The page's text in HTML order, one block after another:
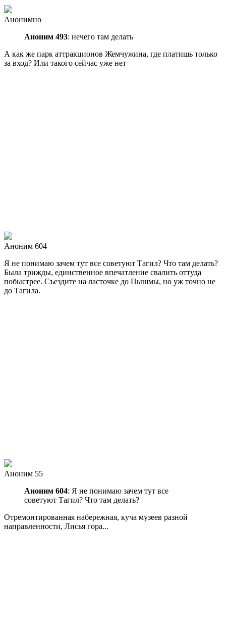
Анонимно
Аноним 493: нечего там делать
А как же парк аттракционов Жемчужина, где платишь только
за вход? Или такого сейчас уже нет
Аноним 604
Я не понимаю зачем тут все советуют Тагил? Что там делать?
Была трижды, единственное впечатление свалить оттуда
побыстрее. Съездите на ласточке до Пышмы, но уж точно не
до Тагила.
Аноним 55
Аноним 604: Я не понимаю зачем тут все
советуют Тагил? Что там делать?
Отремонтированная набережная, куча музеев разной
направленности, Лисья гора...